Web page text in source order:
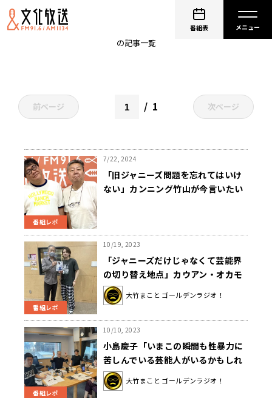
番組表
の記事一覧
前ページ 1 次ページ
番組レポ
7/22, 2024
「旧ジャニーズ問題を忘れてはいけ
ない」カンニング竹山が今言いたい
番組レポ
10/19, 2023
「ジャニーズだけじゃなくて芸能界
の切り替え地点」カウアン・オカモ
トが今思うこと
大竹まこと ゴールデンラジオ！
番組レポ
10/10, 2023
小島慶子「いまこの瞬間も性暴力に
苦しんでいる芸能人がいるかもしれ
ない」ジャニーズ性加害問題は氷山
の一角と訴え
大竹まこと ゴールデンラジオ！